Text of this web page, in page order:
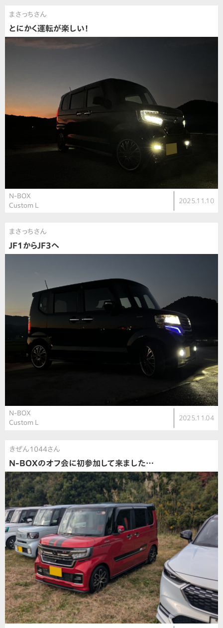
まさっちさん
とにかく運転が楽しい！
N-BOX
Custom L
2025.11.10
まさっちさん
JF1からJF3へ
N-BOX
Custom L
2025.11.04
きぜん1044さん
N-BOXのオフ会に初参加して来ました…